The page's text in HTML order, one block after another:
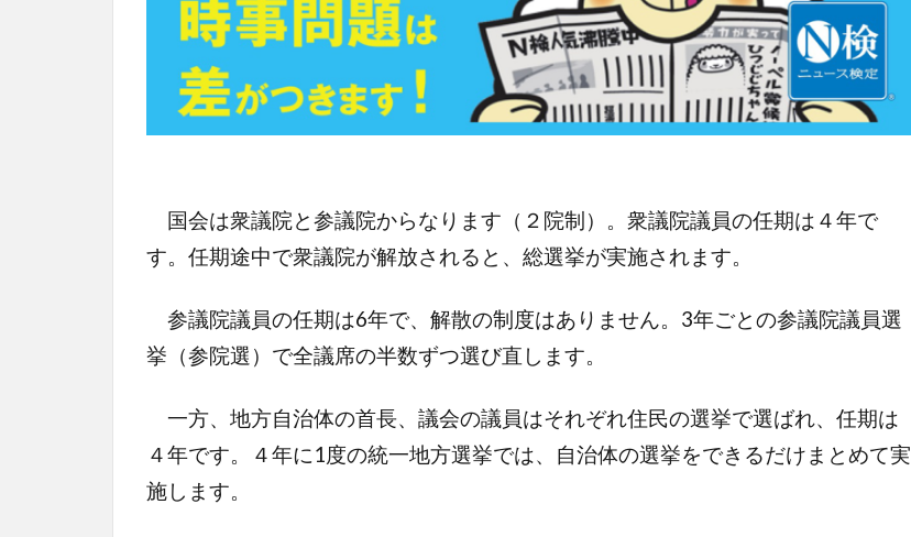
国会は衆議院と参議院からなります（２院制）。衆議院議員の任期は４年で
す。任期途中で衆議院が解放されると、総選挙が実施されます。
参議院議員の任期は6年で、解散の制度はありません。3年ごとの参議院議員選
挙（参院選）で全議席の半数ずつ選び直します。
一方、地方自治体の首長、議会の議員はそれぞれ住民の選挙で選ばれ、任期は
４年です。４年に1度の統一地方選挙では、自治体の選挙をできるだけまとめて実
施します。